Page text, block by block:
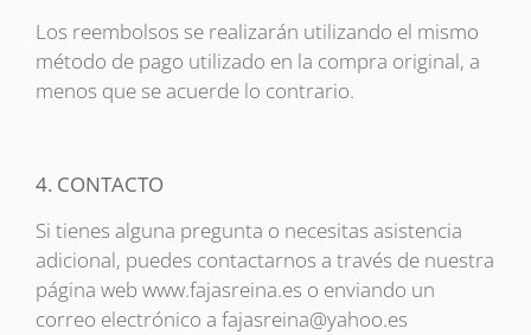
Los reembolsos se realizarán utilizando el mismo
método de pago utilizado en la compra original, a
menos que se acuerde lo contrario.
4. CONTACTO
Si tienes alguna pregunta o necesitas asistencia
adicional, puedes contactarnos a través de nuestra
página web www.fajasreina.es o enviando un
correo electrónico a fajasreina@yahoo.es